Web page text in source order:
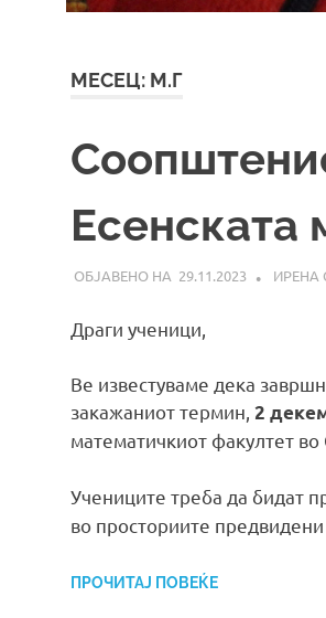
МЕСЕЦ: М.Г
Есенската
29.11.2023 ИРЕНА
Драги ученици,
Ве известуваме дека
закажаниот термин, 2
математичкиот факултет во
Учениците треба да бидат
во просториите
ПРОЧИТАЈ ПОВЕЌЕ